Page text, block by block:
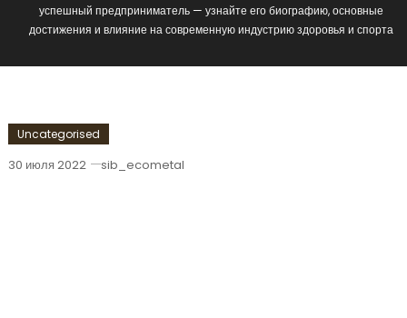
успешный предприниматель — узнайте его биографию, основные
достижения и влияние на современную индустрию здоровья и спорта
Uncategorised
30 июля 2022 sib_ecometal